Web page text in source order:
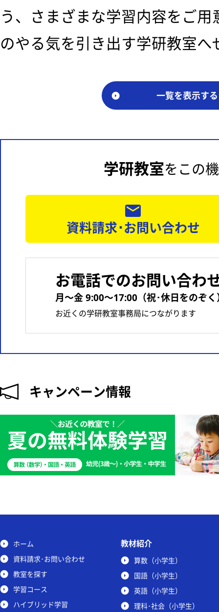
う、さまざまな学習内容をご
のやる気を引き出す学研教室
一覧を表示する
学研教室をこの
資料請求･お問い合わせ
お電話でのお問い合わ
月〜金 9:00〜17:00（祝･休日をのぞく
お近くの学研教室事務局につながります
キャンペーン情報
ホーム
資料請求･お問い合わせ
教室を探す
学習コース
ハイブリッド学習
教材紹介
算数（小学生）
国語（小学生）
英語（小学生）
理科･社会（小学生）